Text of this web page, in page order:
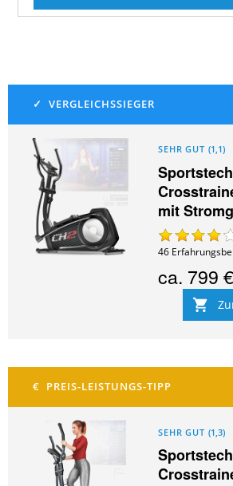
SEHR GUT (1,1)
mit
46
ca. 799 €
SEHR GUT (1,3)